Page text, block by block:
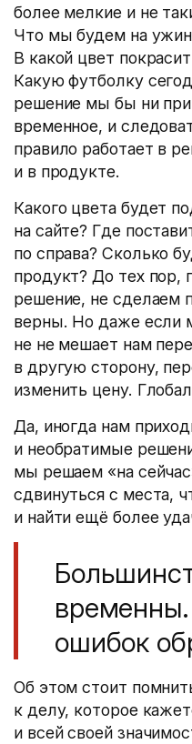
более мелкие и не
Что мы будем на
В какой цвет
Какую футболку
решение мы бы ни
временное, и
правило работает в
и в продукте.
Какого цвета будет
на сайте? Где
по справа? Сколько
продукт? До тех
решение, не сделаем
верны. Но даже если
не не мешает нам
в другую сторону,
изменить цену.
Да, иногда нам
и необратимые
мы решаем «на
сдвинуться с места,
и найти ещё более
ошибок
Об этом стоит
к делу, которое
и всей своей